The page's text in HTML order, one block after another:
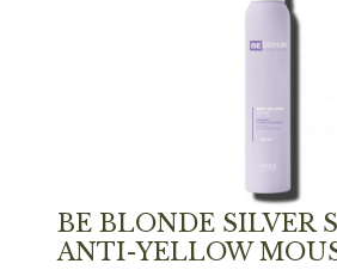
BE BLONDE SILVER
ANTI-YELLOW